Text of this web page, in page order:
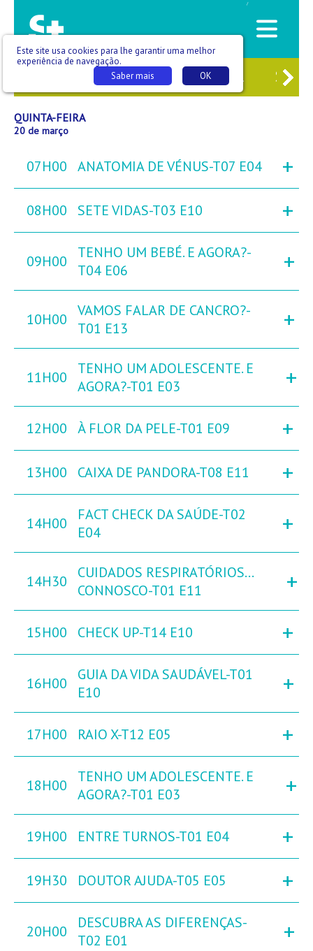
/
QUI20 SEX 21 SÁB
QUINTA-FEIRA
20 de março
07H00 ANATOMIA DE VÉNUS-T07 E04 +
08H00 SETE VIDAS-T03 E10 +
09H00
TENHO UM BEBÉ. E AGORA?-
T04 E06
+
10H00
VAMOS FALAR DE CANCRO?-
T01 E13
+
11H00
TENHO UM ADOLESCENTE. E
AGORA?-T01 E03
+
12H00 À FLOR DA PELE-T01 E09 +
13H00 CAIXA DE PANDORA-T08 E11 +
14H00
FACT CHECK DA SAÚDE-T02
E04
+
14H30
CUIDADOS RESPIRATÓRIOS…
CONNOSCO-T01 E11
+
15H00 CHECK UP-T14 E10 +
16H00
GUIA DA VIDA SAUDÁVEL-T01
E10
+
17H00 RAIO X-T12 E05 +
18H00
TENHO UM ADOLESCENTE. E
AGORA?-T01 E03
+
19H00 ENTRE TURNOS-T01 E04 +
19H30 DOUTOR AJUDA-T05 E05 +
20H00
DESCUBRA AS DIFERENÇAS-
T02 E01
+
Este site usa cookies para lhe garantir uma melhor
experiência de navegação.
OK
Saber mais